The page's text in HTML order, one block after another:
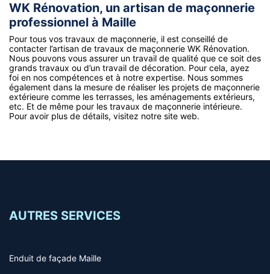
WK Rénovation, un artisan de maçonnerie
professionnel à Maille
Pour tous vos travaux de maçonnerie, il est conseillé de
contacter l’artisan de travaux de maçonnerie WK Rénovation.
Nous pouvons vous assurer un travail de qualité que ce soit des
grands travaux ou d’un travail de décoration. Pour cela, ayez
foi en nos compétences et à notre expertise. Nous sommes
également dans la mesure de réaliser les projets de maçonnerie
extérieure comme les terrasses, les aménagements extérieurs,
etc. Et de même pour les travaux de maçonnerie intérieure.
Pour avoir plus de détails, visitez notre site web.
AUTRES SERVICES
Enduit de façade Maille